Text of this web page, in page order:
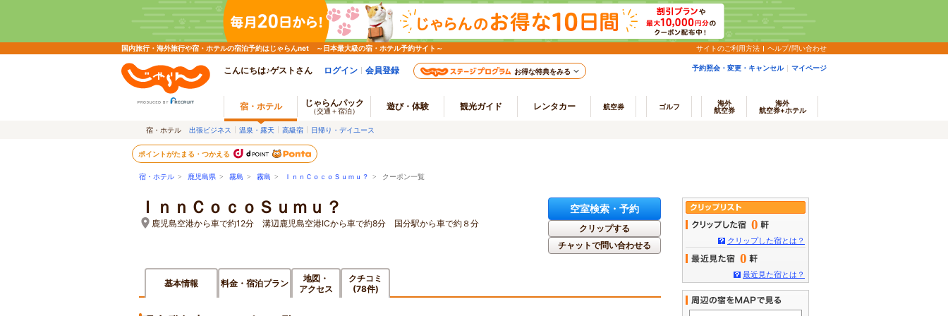
国内旅行・海外旅行や宿・ホテルの宿泊予約はじゃらんnet ～日本最大級の宿・ホテル予約サイト～ サイトのご利用方法 ヘルプ/問い合わせ
こんにちは♪ゲストさん ログイン 会員登録 お得な特典をみる 予約照会・変更・キャンセル マイページ
宿・ホテル じゃらんパック
（交通＋宿泊） 遊び・体験 観光ガイド レンタカー 航空券 ゴルフ
海外
航空券
海外
航空券+ホテル
宿・ホテル 出張ビジネス 温泉・露天 高級宿 日帰り・デイユース
ポイントがたまる・つかえる
宿・ホテル > 鹿児島県 > 霧島 > 霧島 > ＩｎｎＣｏｃｏＳｕｍｕ？ > クーポン一覧
ＩｎｎＣｏｃｏＳｕｍｕ？
鹿児島空港から車で約12分 溝辺鹿児島空港ICから車で約8分 国分駅から車で約８分
空室検索・予約
クリップする
チャットで問い合わせる
基本情報 料金・宿泊プラン
地図・
アクセス
クチコミ
(78件)
0
クリップした宿とは？
0
最近見た宿とは？